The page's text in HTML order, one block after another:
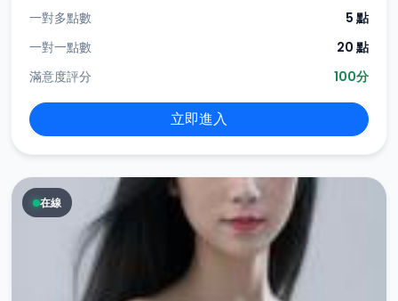
一對多點數
5 點
一對一點數
20 點
滿意度評分
100分
立即進入
在線